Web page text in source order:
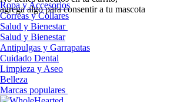
agrega algo para consentir a tu mascota
Ropa y Accesorios
Correas y Collares
Salud y Bienestar
Salud y Bienestar
Antipulgas y Garrapatas
Cuidado Dental
Limpieza y Aseo
Belleza
Marcas populares